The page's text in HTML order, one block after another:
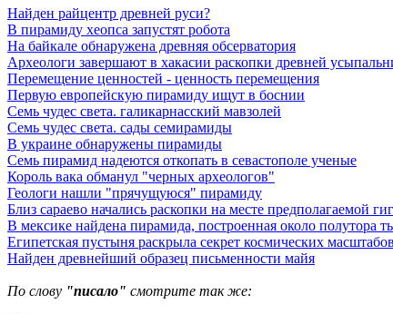
Найден райцентр древней руси?
В пирамиду хеопса запустят робота
На байкале обнаружена древняя обсерватория
Археологи завершают в хакасии раскопки древней
Перемещение ценностей - ценность перемещения
Первую европейскую пирамиду ищут в боснии
Семь чудес света. галикарнасский мавзолей
Семь чудес света. сады семирамиды
В украине обнаружены пирамиды
Семь пирамид надеются откопать в севастополе ученые
Король вака обманул "черных археологов"
Геологи нашли "прячущуюся" пирамиду
Близ сараево начались раскопки на месте предполагаемой
В мексике найдена пирамида, построенная около полутора
Египетская пустыня раскрыла секрет космических масштабов
Найден древнейший образец письменности майя
По слову "писало" смотрите так же: